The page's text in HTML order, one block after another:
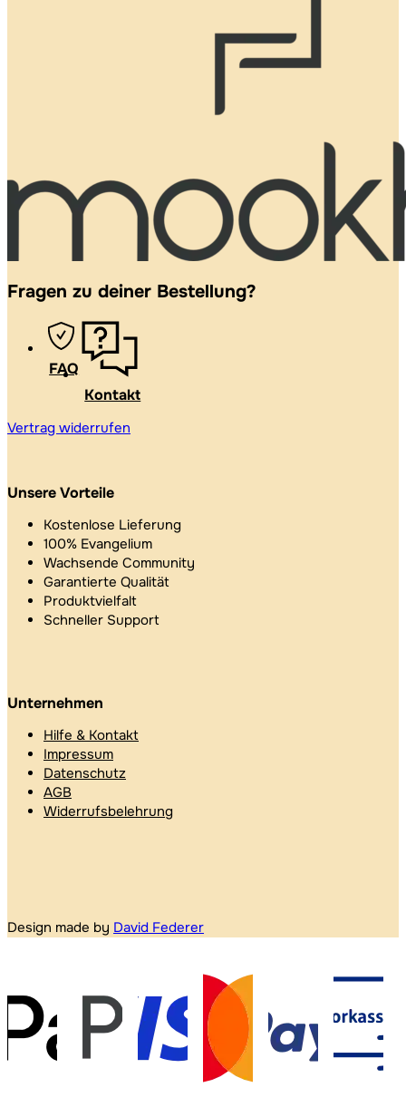
Fragen zu deiner Bestellung?
FAQ
Kontakt
Vertrag widerrufen
Unsere Vorteile
Kostenlose Lieferung
100% Evangelium
Wachsende Community
Garantierte Qualität
Produktvielfalt
Schneller Support
Unternehmen
Hilfe & Kontakt
Impressum
Datenschutz
AGB
Widerrufsbelehrung
Design made by David Federer